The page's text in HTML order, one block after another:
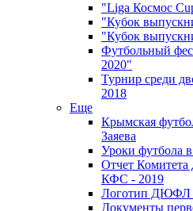
"Liga Космос
"Кубок
"Кубок
Футбольный
2020"
Турнир среди
2018
Еще
Крымская
Заяева
Уроки футбола
Отчет Комитета
КФС - 2019
Логотип ДЮФЛ
Документы